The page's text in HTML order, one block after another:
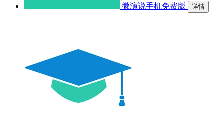
微演说手机免费版 详情